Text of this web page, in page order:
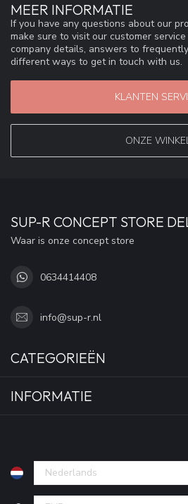
MEER INFORMATIE
If you have any questions about our
make sure to visit our customer
company details, answers to
different ways to get in touch with us.
KLANTEN
ONZE
SUP-R CONCEPT STORE
Waar is onze concept store
0634414408
info@sup-r.nl
CATEGORIEËN
INFORMATIE